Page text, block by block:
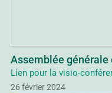
Assemblée générale
Lien pour la visio-
26 février 2024